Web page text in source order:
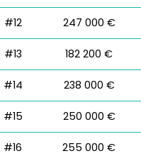
#12 247 000 €
#13 182 200 €
#14 238 000 €
#15 250 000 €
#16 255 000 €